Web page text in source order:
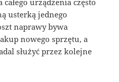
usterką jednego
naprawy bywa
nowego sprzętu, a
służyć przez kolejne